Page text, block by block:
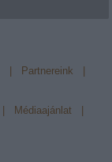
Partnereink
Médiaajánlat